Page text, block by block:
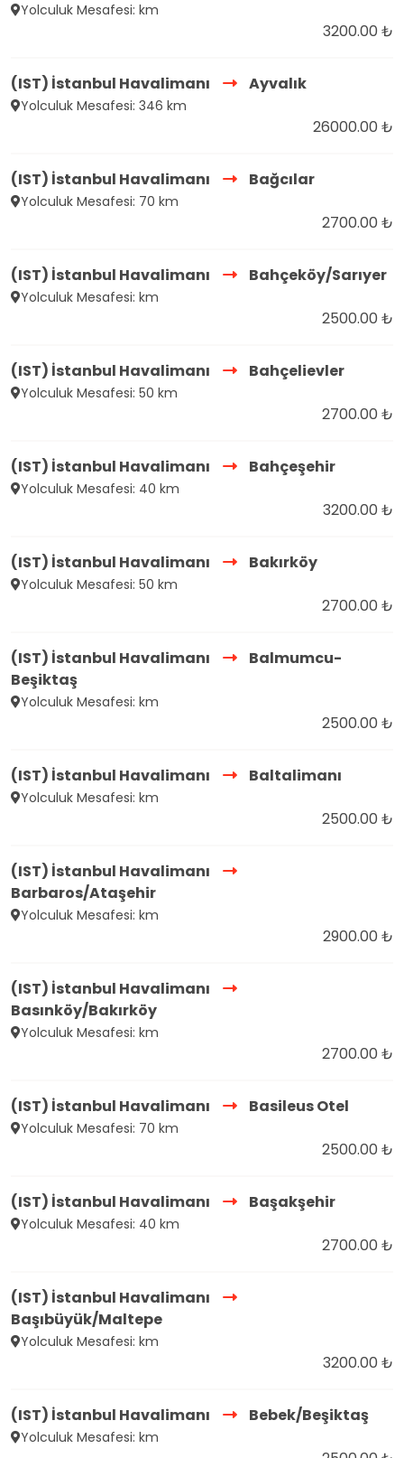
Yolculuk Mesafesi: km
3200.00 ₺
(IST) İstanbul Havalimanı Ayvalık
Yolculuk Mesafesi: 346 km
26000.00 ₺
(IST) İstanbul Havalimanı Bağcılar
Yolculuk Mesafesi: 70 km
2700.00 ₺
(IST) İstanbul Havalimanı Bahçeköy/Sarıyer
Yolculuk Mesafesi: km
2500.00 ₺
(IST) İstanbul Havalimanı Bahçelievler
Yolculuk Mesafesi: 50 km
2700.00 ₺
(IST) İstanbul Havalimanı Bahçeşehir
Yolculuk Mesafesi: 40 km
3200.00 ₺
(IST) İstanbul Havalimanı Bakırköy
Yolculuk Mesafesi: 50 km
2700.00 ₺
(IST) İstanbul Havalimanı
Balmumcu-
Beşiktaş
Yolculuk Mesafesi: km
2500.00 ₺
(IST) İstanbul Havalimanı Baltalimanı
Yolculuk Mesafesi: km
2500.00 ₺
(IST) İstanbul Havalimanı
Barbaros/Ataşehir
Yolculuk Mesafesi: km
2900.00 ₺
(IST) İstanbul Havalimanı
Basınköy/Bakırköy
Yolculuk Mesafesi: km
2700.00 ₺
(IST) İstanbul Havalimanı Basileus Otel
Yolculuk Mesafesi: 70 km
2500.00 ₺
(IST) İstanbul Havalimanı Başakşehir
Yolculuk Mesafesi: 40 km
2700.00 ₺
(IST) İstanbul Havalimanı
Başıbüyük/Maltepe
Yolculuk Mesafesi: km
3200.00 ₺
(IST) İstanbul Havalimanı Bebek/Beşiktaş
Yolculuk Mesafesi: km